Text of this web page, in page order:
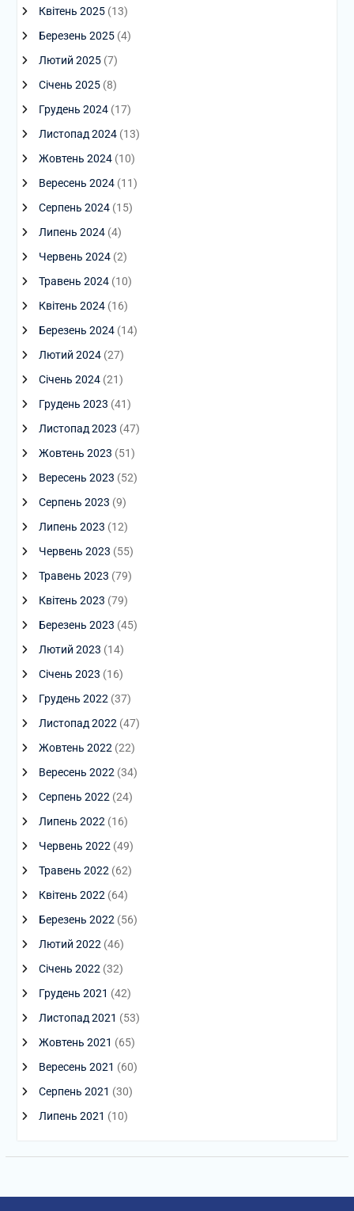
Квітень 2025(13)
Березень 2025(4)
Лютий 2025(7)
Січень 2025(8)
Грудень 2024(17)
Листопад 2024(13)
Жовтень 2024(10)
Вересень 2024(11)
Серпень 2024(15)
Липень 2024(4)
Червень 2024(2)
Травень 2024(10)
Квітень 2024(16)
Березень 2024(14)
Лютий 2024(27)
Січень 2024(21)
Грудень 2023 (41)
Листопад 2023 (47)
Жовтень 2023 (51)
Вересень 2023 (52)
Серпень 2023 (9)
Липень 2023 (12)
Червень 2023 (55)
Травень 2023 (79)
Квітень 2023 (79)
Березень 2023 (45)
Лютий 2023 (14)
Січень 2023 (16)
Грудень 2022(37)
Листопад 2022(47)
Жовтень 2022(22)
Вересень 2022(34)
Серпень 2022(24)
Липень 2022(16)
Червень 2022(49)
Травень 2022(62)
Квітень 2022(64)
Березень 2022(56)
Лютий 2022(46)
Січень 2022(32)
Грудень 2021 (42)
Листопад 2021 (53)
Жовтень 2021 (65)
Вересень 2021 (60)
Серпень 2021 (30)
Липень 2021 (10)